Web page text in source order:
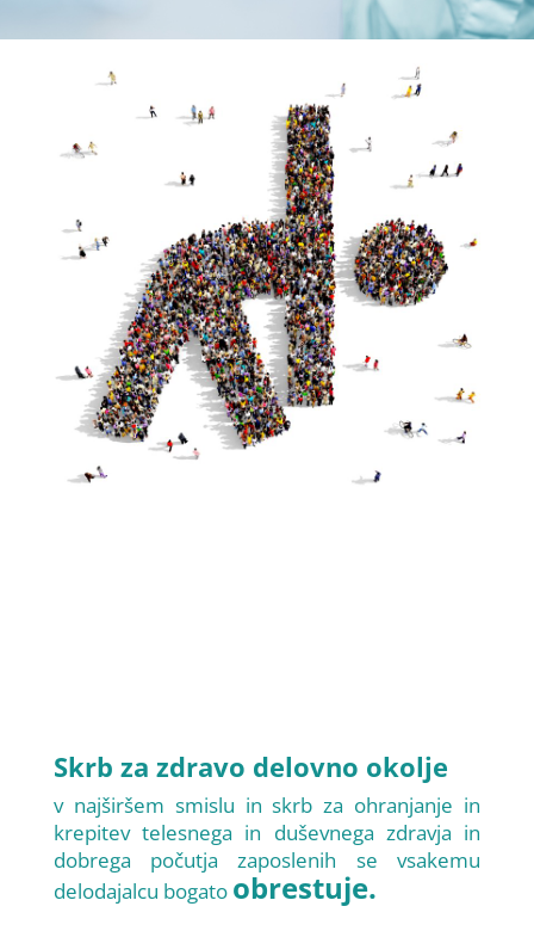
Skrb za zdravo delovno okolje
v najširšem smislu in skrb za ohranjanje in
krepitev telesnega in duševnega zdravja in
dobrega počutja zaposlenih se vsakemu
delodajalcu bogato obrestuje.